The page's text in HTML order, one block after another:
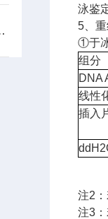
效一步到位
泳鉴
5、
①于
组分
DNA
线性
插入
注2
注3